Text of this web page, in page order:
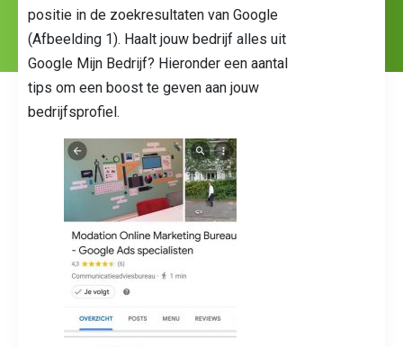
positie in de zoekresultaten van Google
(Afbeelding 1). Haalt jouw bedrijf alles uit
Google Mijn Bedrijf? Hieronder een aantal
tips om een boost te geven aan jouw
bedrijfsprofiel.